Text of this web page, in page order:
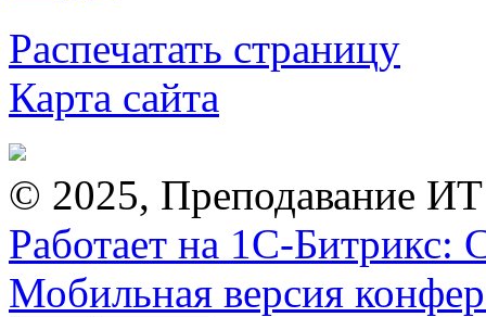
Распечатать страницу
Карта сайта
© 2025, Преподавание
Работает на 1С-Битрикс:
Мобильная версия